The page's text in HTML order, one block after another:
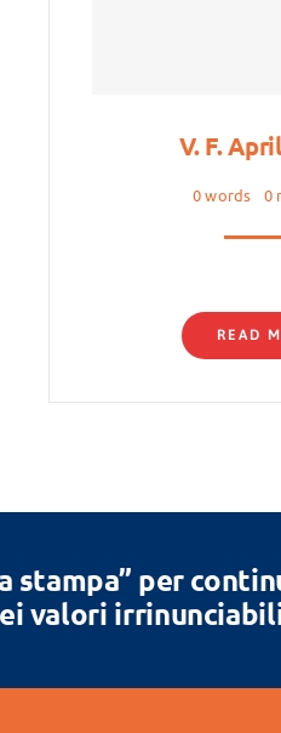
V. F.
0 words 0
READ
stampa” per
valori